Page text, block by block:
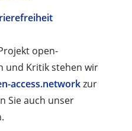
open-
und Kritik stehen wir
access.networkzur
Sie auch unser